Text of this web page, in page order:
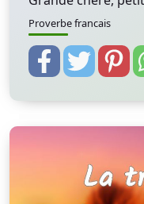
Proverbe francais